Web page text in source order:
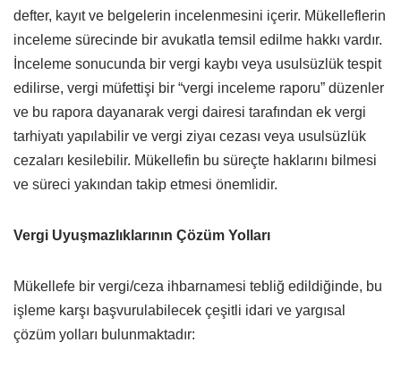
defter, kayıt ve belgelerin incelenmesini içerir. Mükelleflerin
inceleme sürecinde bir avukatla temsil edilme hakkı vardır.
İnceleme sonucunda bir vergi kaybı veya usulsüzlük tespit
edilirse, vergi müfettişi bir “vergi inceleme raporu” düzenler
ve bu rapora dayanarak vergi dairesi tarafından ek vergi
tarhiyatı yapılabilir ve vergi ziyaı cezası veya usulsüzlük
cezaları kesilebilir. Mükellefin bu süreçte haklarını bilmesi
ve süreci yakından takip etmesi önemlidir.
Vergi Uyuşmazlıklarının Çözüm Yolları
Mükellefe bir vergi/ceza ihbarnamesi tebliğ edildiğinde, bu
işleme karşı başvurulabilecek çeşitli idari ve yargısal
çözüm yolları bulunmaktadır: